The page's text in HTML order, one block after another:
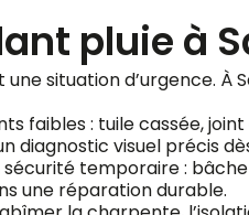
pluie
une situation
faibles : tuile cassée,
diagnostic visuel précis
temporaire :
une réparation durable.